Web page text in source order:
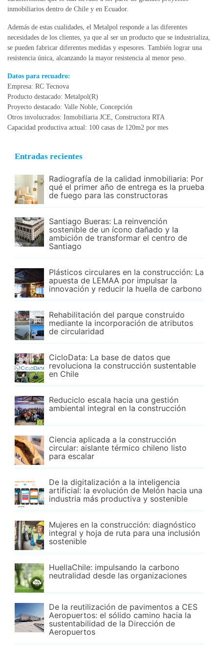
inmobiliarios dentro de Chile y en Ecuador.
Además de estas cualidades, el Metalpol responde a las diferentes
necesidades de los clientes, ya que al ser un producto que se industrializa,
se pueden fabricar diferentes medidas y espesores. También lograr una
resistencia única, alcanzando la mayor resistencia al menor peso.
Datos para recuadro:
Empresa: RC Tecnova
Producto destacado: Metalpol(R)
Proyecto destacado: Valle Noble, Concepción
Otros involucrados: Inmobiliaria JCE, Constructora RTA
Capacidad productiva actual: 100 casas de 120m2 por mes
Entradas recientes
Radiografía de la calidad inmobiliaria: Por
qué el primer año de entrega es la prueba
de fuego para las constructoras
Santiago Bueras: La reinvención
sostenible de un ícono dañado y la
ambición de transformar el centro de
Santiago
Plásticos circulares en la construcción: La
apuesta de LEMAA por impulsar la
innovación y reducir la huella de carbono
Rehabilitación del parque construido
mediante la incorporación de atributos
de circularidad
CicloData: La base de datos que
revoluciona la construcción sustentable
en Chile
Reduciclo escala hacia una gestión
ambiental integral en la construcción
Ciencia aplicada a la construcción
circular: aislante térmico chileno listo
para escalar
De la digitalización a la inteligencia
artificial: la evolución de Melón hacia una
industria más productiva y sostenible
Mujeres en la construcción: diagnóstico
integral y hoja de ruta para una inclusión
sostenible
HuellaChile: impulsando la carbono
neutralidad desde las organizaciones
De la reutilización de pavimentos a CES
Aeropuertos: el sólido camino hacia la
sustentabilidad de la Dirección de
Aeropuertos